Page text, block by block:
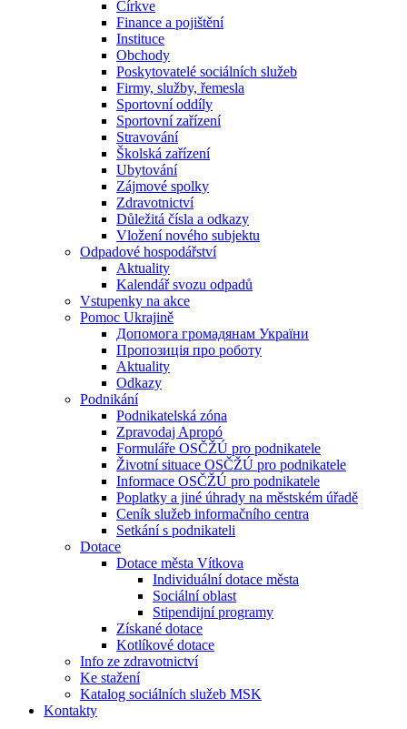
Církve
Finance a pojištění
Instituce
Obchody
Poskytovatelé sociálních služeb
Firmy, služby, řemesla
Sportovní oddíly
Sportovní zařízení
Stravování
Školská zařízení
Ubytování
Zájmové spolky
Zdravotnictví
Důležitá čísla a odkazy
Vložení nového subjektu
Odpadové hospodářství
Aktuality
Kalendář svozu odpadů
Vstupenky na akce
Pomoc Ukrajině
Допомога громадянам України
Пропозиція про роботу
Aktuality
Odkazy
Podnikání
Podnikatelská zóna
Zpravodaj Apropó
Formuláře OSČŽÚ pro podnikatele
Životní situace OSČŽÚ pro podnikatele
Informace OSČŽÚ pro podnikatele
Poplatky a jiné úhrady na městském úřadě
Ceník služeb informačního centra
Setkání s podnikateli
Dotace
Dotace města Vítkova
Individuální dotace města
Sociální oblast
Stipendijní programy
Získané dotace
Kotlíkové dotace
Info ze zdravotnictví
Ke stažení
Katalog sociálních služeb MSK
Kontakty